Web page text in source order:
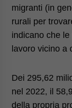
migranti (in
rurali per
indicano che
lavoro vicino a
Dei 295,62
nel 2022, il
della propria